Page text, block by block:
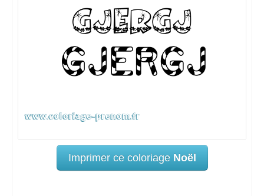
Imprimer ce coloriage Noël